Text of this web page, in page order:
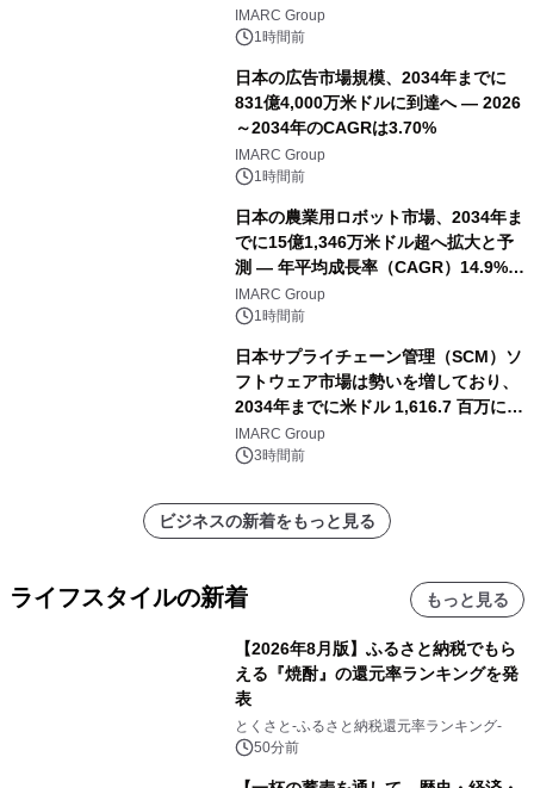
測
IMARC Group
1時間前
日本の広告市場規模、2034年までに
831億4,000万米ドルに到達へ ― 2026
～2034年のCAGRは3.70%
IMARC Group
1時間前
日本の農業用ロボット市場、2034年ま
でに15億1,346万米ドル超へ拡大と予
測 ― 年平均成長率（CAGR）14.9%を
記録
IMARC Group
1時間前
日本サプライチェーン管理（SCM）ソ
フトウェア市場は勢いを増しており、
2034年までに米ドル 1,616.7 百万に達
し、CAGR 3.42%で成長すると予測
IMARC Group
3時間前
ビジネスの新着をもっと見る
ライフスタイルの新着 もっと見る
【2026年8月版】ふるさと納税でもら
える『焼酎』の還元率ランキングを発
表
とくさと-ふるさと納税還元率ランキング-
50分前